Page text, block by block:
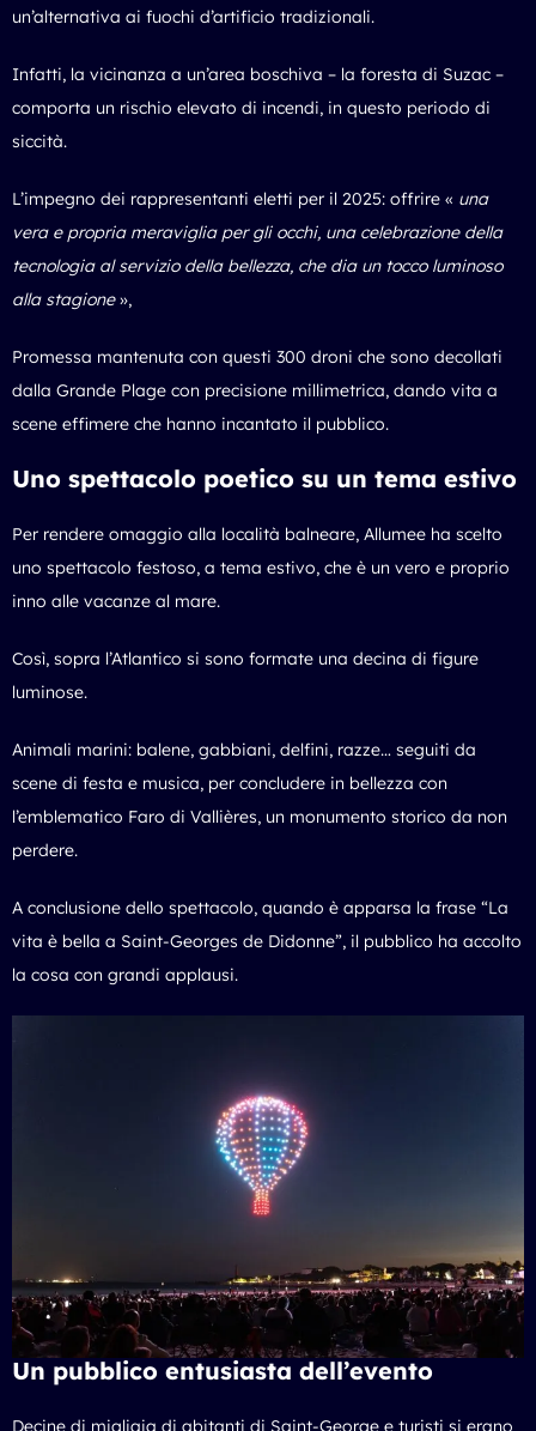
un’alternativa ai fuochi d’artificio tradizionali.
Infatti, la vicinanza a un’area boschiva – la foresta di Suzac –
comporta un rischio elevato di incendi, in questo periodo di
siccità.
L’impegno dei rappresentanti eletti per il 2025: offrire « una
vera e propria meraviglia per gli occhi, una celebrazione della
tecnologia al servizio della bellezza, che dia un tocco luminoso
alla stagione»,
Promessa mantenuta con questi 300 droni che sono decollati
dalla Grande Plage con precisione millimetrica, dando vita a
scene effimere che hanno incantato il pubblico.
Uno spettacolo poetico su un tema estivo
Per rendere omaggio alla località balneare, Allumee ha scelto
uno spettacolo festoso, a tema estivo, che è un vero e proprio
inno alle vacanze al mare.
Così, sopra l’Atlantico si sono formate una decina di figure
luminose.
Animali marini: balene, gabbiani, delfini, razze… seguiti da
scene di festa e musica, per concludere in bellezza con
l’emblematico Faro di Vallières, un monumento storico da non
perdere.
A conclusione dello spettacolo, quando è apparsa la frase “La
vita è bella a Saint-Georges de Didonne”, il pubblico ha accolto
la cosa con grandi applausi.
Un pubblico entusiasta dell’evento
Decine di migliaia di abitanti di Saint-George e turisti si erano